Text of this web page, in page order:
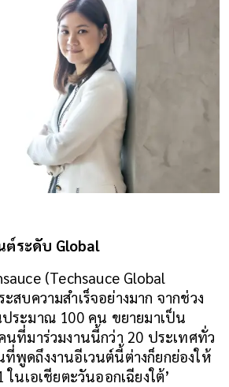
ต์ระดับ Global
(Techsauce Global
สบความสำเร็จอย่างมาก จากช่วง
ระมาณ 100 คน ขยายมาเป็น
นที่มาร่วมงานนี้กว่า 20 ประเทศทั่ว
พูดถึงงานอีเวนต์นี้ต่างก็ยกย่องให้
ในเอเชียตะวันออกเฉียงใต้’